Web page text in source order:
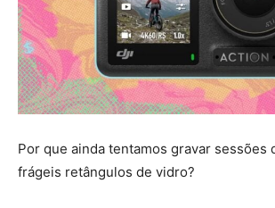
Por que ainda tentamos gravar sessões
frágeis retângulos de vidro?